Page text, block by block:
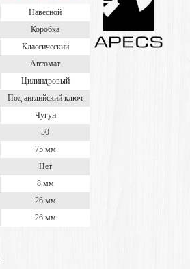
Навесной
Коробка
Классический
Автомат
Цилиндровый
Под английский ключ
Чугун
50
75 мм
Нет
8 мм
26 мм
26 мм